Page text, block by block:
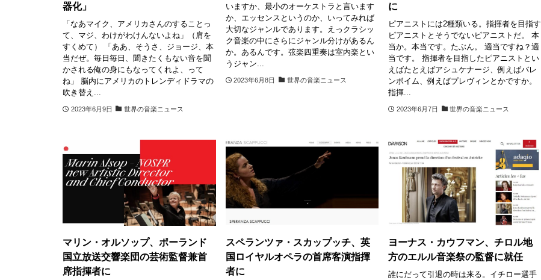
器化」
「なあマイク、アメリカさんのすることっ
て、マジ、わけがわけんないよね」（肩を
すくめて） 「ああ、そうさ、ジョージ、本
当だぜ。毎日毎日、聞きたくもない音を聞
かされる俺の身にもなってくれよ、って
ね」 脳内にアメリカのトレンディドラマの
吹き替え...
2023年6月9日 世界の音楽ニュース
いますか、最小のオーケストラと言います
か、エッセンスというのか、いってみれば
大切なジャンルであります。えっクラシッ
ク音楽の中にさらにジャンル分けがあるん
か。あるんです。弦楽四重奏は室内楽とい
うジャン...
2023年6月8日 世界の音楽ニュース
に
ピアニストには2種類いる。指揮者を目指す
ピアニストとそうでないピアニストだ。 本
当か。本当です。たぶん。 適当ですね？適
当です。 指揮者を目指したピアニストとい
えばたとえばアシュケナージ、例えばバレ
ンボイム、例えばプレヴィンとかですか。
指揮...
2023年6月7日 世界の音楽ニュース
マリン・オルソップ、ポーランド
国立放送交響楽団の芸術監督兼首
席指揮者に
スペランツァ・スカップッチ、英
国ロイヤルオペラの首席客演指揮
者に
ヨーナス・カウフマン、チロル地
方のエルル音楽祭の監督に就任
誰にだって引退の時は来る。イチロー選手